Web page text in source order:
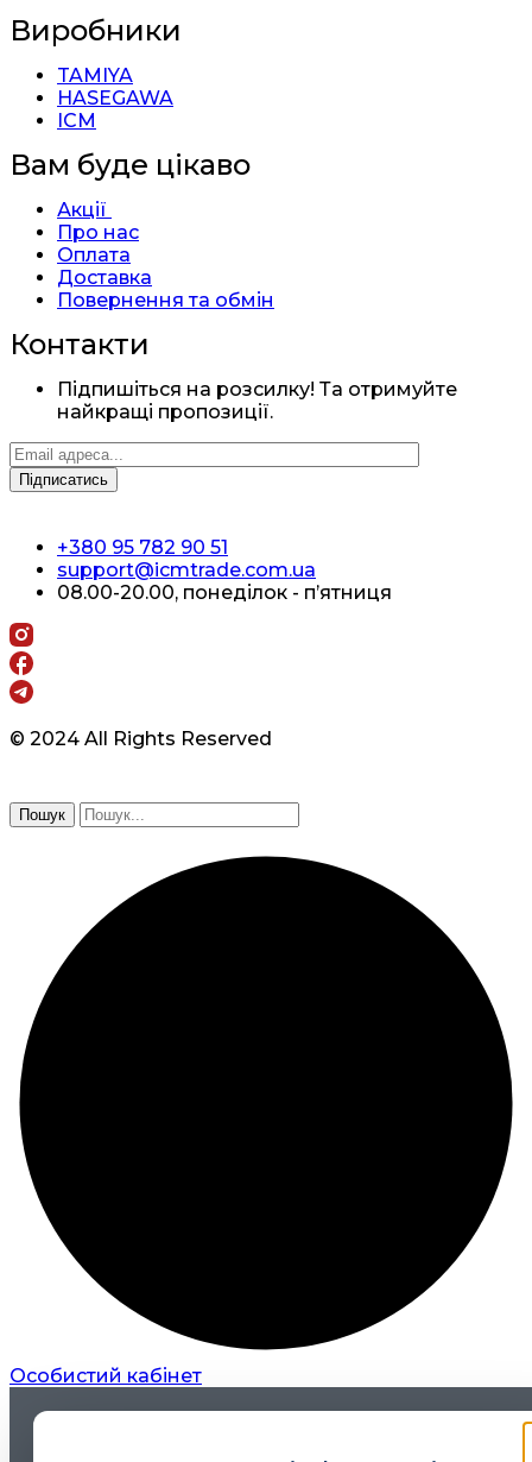
Виробники
TAMIYA
HASEGAWA
ICM
Вам буде цікаво
Акції
Про нас
Оплата
Доставка
Повернення та обмін
Контакти
Підпишіться на розсилку! Та отримуйте
найкращі пропозиції.
+380 95 782 90 51
support@icmtrade.com.ua
08.00-20.00, понеділок - п’ятниця
© 2024 All Rights Reserved
Пошук
Особистий кабінет